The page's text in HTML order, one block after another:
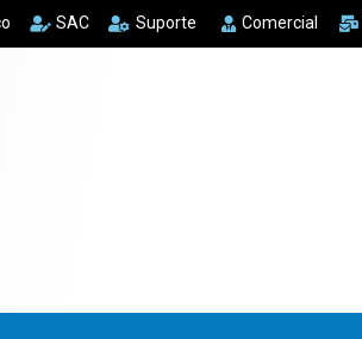
SAC Suporte Comercial